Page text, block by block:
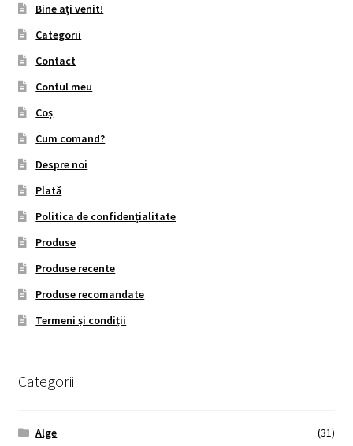
Bine ați venit!
Categorii
Contact
Contul meu
Coș
Cum comand?
Despre noi
Plată
Politica de confidențialitate
Produse
Produse recente
Produse recomandate
Termeni și condiții
Categorii
Alge
(31)